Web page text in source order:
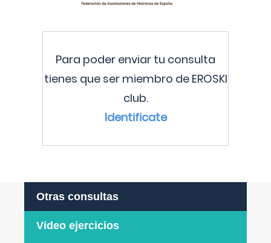
Para poder enviar tu consulta
tienes que ser miembro de EROSKI
club.
Identificate
Otras consultas
Video ejercicios